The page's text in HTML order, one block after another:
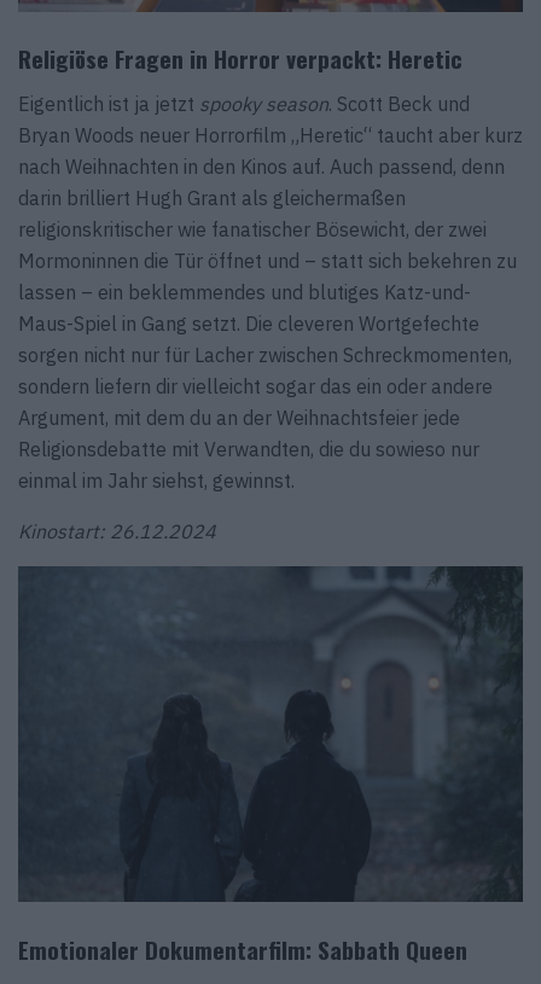
Religiöse Fragen in Horror verpackt: Heretic
Eigentlich ist ja jetzt spooky season. Scott Beck und
Bryan Woods neuer Horrorfilm „Heretic“ taucht aber kurz
nach Weihnachten in den Kinos auf. Auch passend, denn
darin brilliert Hugh Grant als gleichermaßen
religionskritischer wie fanatischer Bösewicht, der zwei
Mormoninnen die Tür öffnet und – statt sich bekehren zu
lassen – ein beklemmendes und blutiges Katz-und-
Maus-Spiel in Gang setzt. Die cleveren Wortgefechte
sorgen nicht nur für Lacher zwischen Schreckmomenten,
sondern liefern dir vielleicht sogar das ein oder andere
Argument, mit dem du an der Weihnachtsfeier jede
Religionsdebatte mit Verwandten, die du sowieso nur
einmal im Jahr siehst, gewinnst.
Kinostart: 26.12.2024
Emotionaler Dokumentarfilm: Sabbath Queen